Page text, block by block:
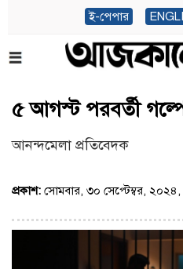
ই-পেপার
৫ আগস্ট পরবর্তী গল্পে
আনন্দমেলা প্রতিবেদক
প্রকাশ: সোমবার, ৩০ সেপ্টেম্বর,